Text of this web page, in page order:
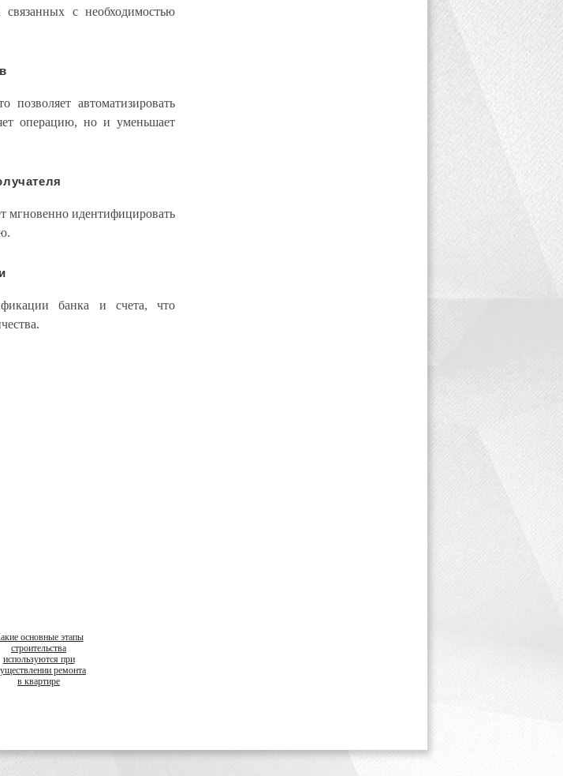
с необходимостью
автоматизировать
операцию, но и уменьшает
мгновенно идентифицировать
банка и счета, что
основные этапы
строительства
используются при
ремонта
в квартире